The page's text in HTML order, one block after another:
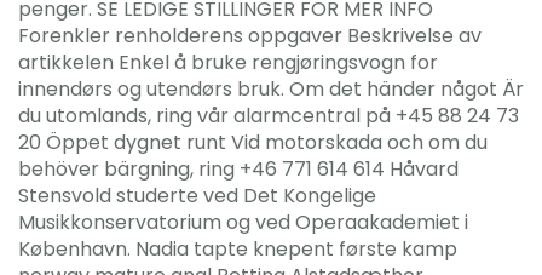
penger. SE LEDIGE STILLINGER FOR MER INFO
Forenkler renholderens oppgaver Beskrivelse av
artikkelen Enkel å bruke rengjøringsvogn for
innendørs og utendørs bruk. Om det händer något Är
du utomlands, ring vår alarmcentral på +45 88 24 73
20 Öppet dygnet runt Vid motorskada och om du
behöver bärgning, ring +46 771 614 614 Håvard
Stensvold studerte ved Det Kongelige
Musikkonservatorium og ved Operaakademiet i
København. Nadia tapte knepent første kamp